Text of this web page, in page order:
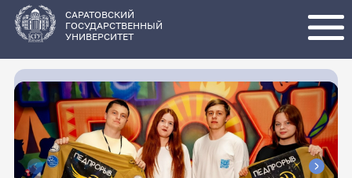
основному
содержанию
САРАТОВСКИЙ
ГОСУДАРСТВЕННЫЙ
УНИВЕРСИТЕТ